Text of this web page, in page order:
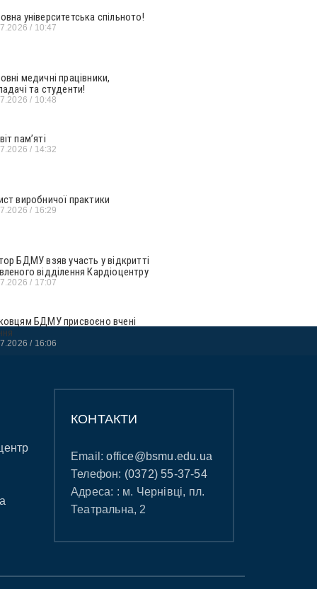
університетська спільното!
10:47
медичні працівники,
та студенти!
10:48
пам’яті
14:32
виробничої практики
16:29
БДМУ взяв участь у відкритті
відділення Кардіоцентру
17:07
БДМУ присвоєно вчені
16:06
КОНТАКТИ
Email:office@bsmu.edu.ua
Телефон: (0372) 55-37-54
Адреса: : м. Чернівці, пл.
Театральна, 2